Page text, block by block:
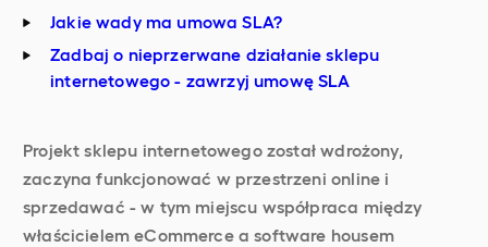
Jakie wady ma umowa SLA?
Zadbaj o nieprzerwane działanie sklepu
internetowego - zawrzyj umowę SLA
Projekt sklepu internetowego został wdrożony,
zaczyna funkcjonować w przestrzeni online i
sprzedawać - w tym miejscu współpraca między
właścicielem eCommerce a software housem